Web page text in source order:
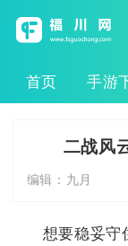
首页 手游
二战风
编辑： 九月
想要稳妥守